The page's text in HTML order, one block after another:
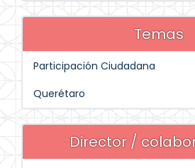
Temas
Participación Ciudadana
Querétaro
Director /